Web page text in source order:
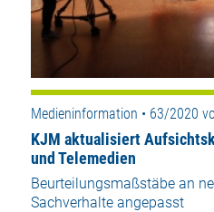
Medieninformation • 63/2020
KJM aktualisiert
und Telemedien
Beurteilungsmaßstäbe an
Sachverhalte angepasst